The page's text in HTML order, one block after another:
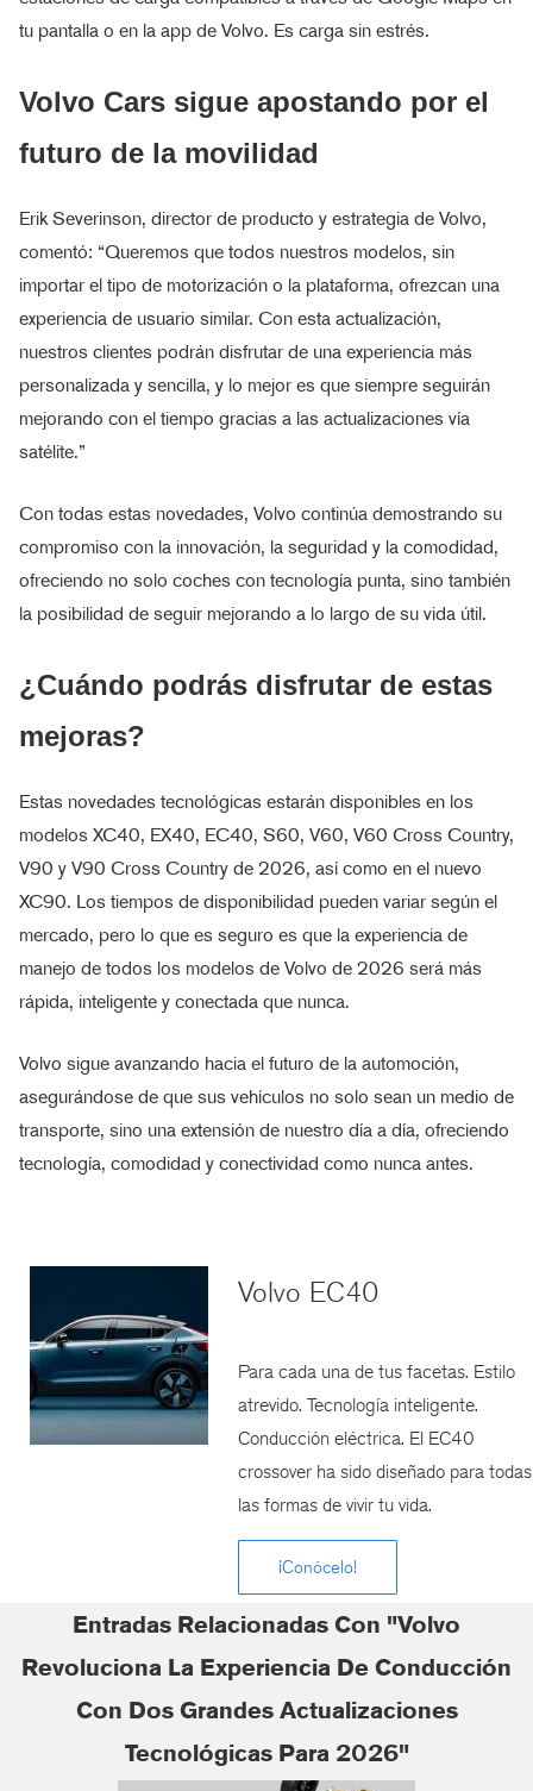
tu pantalla o en la app de Volvo. Es carga sin estrés.
Volvo Cars sigue apostando por el
futuro de la movilidad
Erik Severinson, director de producto y estrategia de Volvo,
comentó: “Queremos que todos nuestros modelos, sin
importar el tipo de motorización o la plataforma, ofrezcan una
experiencia de usuario similar. Con esta actualización,
nuestros clientes podrán disfrutar de una experiencia más
personalizada y sencilla, y lo mejor es que siempre seguirán
mejorando con el tiempo gracias a las actualizaciones vía
satélite.”
Con todas estas novedades, Volvo continúa demostrando su
compromiso con la innovación, la seguridad y la comodidad,
ofreciendo no solo coches con tecnología punta, sino también
la posibilidad de seguir mejorando a lo largo de su vida útil.
¿Cuándo podrás disfrutar de estas
mejoras?
Estas novedades tecnológicas estarán disponibles en los
modelos XC40, EX40, EC40, S60, V60, V60 Cross Country,
V90 y V90 Cross Country de 2026, así como en el nuevo
XC90. Los tiempos de disponibilidad pueden variar según el
mercado, pero lo que es seguro es que la experiencia de
manejo de todos los modelos de Volvo de 2026 será más
rápida, inteligente y conectada que nunca.
Volvo sigue avanzando hacia el futuro de la automoción,
asegurándose de que sus vehículos no solo sean un medio de
transporte, sino una extensión de nuestro día a día, ofreciendo
tecnología, comodidad y conectividad como nunca antes.
Volvo EC40
Para cada una de tus facetas. Estilo
atrevido. Tecnología inteligente.
Conducción eléctrica. El EC40
crossover ha sido diseñado para todas
las formas de vivir tu vida.
¡Conócelo!
Entradas Relacionadas Con "Volvo
Revoluciona La Experiencia De Conducción
Con Dos Grandes Actualizaciones
Tecnológicas Para 2026"